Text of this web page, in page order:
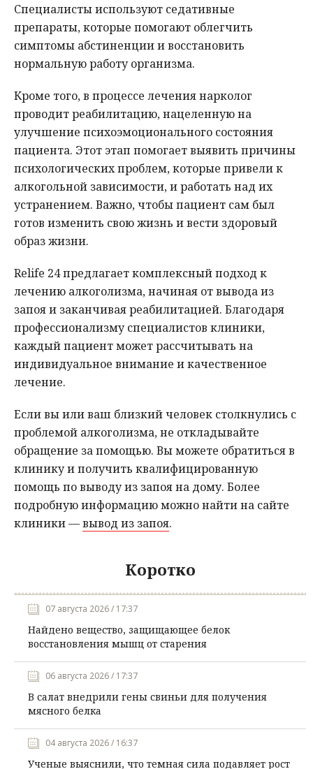
Специалисты используют седативные
препараты, которые помогают облегчить
симптомы абстиненции и восстановить
нормальную работу организма.
Кроме того, в процессе лечения нарколог
проводит реабилитацию, нацеленную на
улучшение психоэмоционального состояния
пациента. Этот этап помогает выявить причины
психологических проблем, которые привели к
алкогольной зависимости, и работать над их
устранением. Важно, чтобы пациент сам был
готов изменить свою жизнь и вести здоровый
образ жизни.
Relife 24 предлагает комплексный подход к
лечению алкоголизма, начиная от вывода из
запоя и заканчивая реабилитацией. Благодаря
профессионализму специалистов клиники,
каждый пациент может рассчитывать на
индивидуальное внимание и качественное
лечение.
Если вы или ваш близкий человек столкнулись с
проблемой алкоголизма, не откладывайте
обращение за помощью. Вы можете обратиться в
клинику и получить квалифицированную
помощь по выводу из запоя на дому. Более
подробную информацию можно найти на сайте
клиники —вывод из запоя.
Коротко
07 августа 2026 / 17:37
Найдено вещество, защищающее белок
восстановления мышц от старения
06 августа 2026 / 17:37
В салат внедрили гены свиньи для получения
мясного белка
04 августа 2026 / 16:37
Ученые выяснили, что темная сила подавляет рост